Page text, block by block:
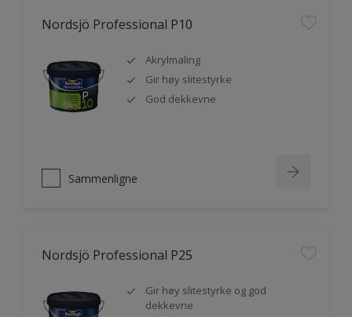
Nordsjö Professional P10
Akrylmaling
Gir høy slitestyrke
God dekkevne
Sammenligne
Nordsjö Professional P25
Gir høy slitestyrke og god
dekkevne